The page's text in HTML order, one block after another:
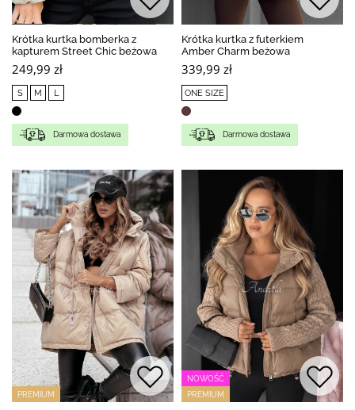
Krótka kurtka bomberka z
kapturem Street Chic beżowa
249,99 zł
S M L
Darmowa dostawa
Krótka kurtka z futerkiem
Amber Charm beżowa
339,99 zł
ONE SIZE
Darmowa dostawa
PREMIUM
NOWOŚĆ
PREMIUM